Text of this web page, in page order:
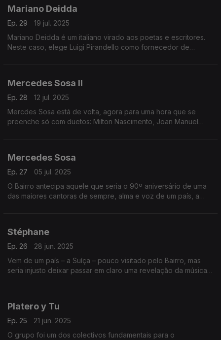
Mariano Deidda
Ep. 29
19 jul. 2025
Mariano Deidda é um italiano virado aos poetas e escritores.
Neste caso, elege Luigi Pirandello como fornecedor de
Mercedes Sosa II
Ep. 28
12 jul. 2025
Mercdes Sosa está de volta, agora para uma hora que se
preenche só com duetos: Milton Nascimento, Joan Manuel
Mercedes Sosa
Ep. 27
05 jul. 2025
O Bairro antecipa aquele que seria o 90º aniversário de uma
das maiores cantoras de sempre, alma e voz de um país, a
Stéphane
Ep. 26
28 jun. 2025
Vem de um país – a Suíça – pouco visitado pelo Bairro, mas
seria injusto deixar passar em claro uma revelação da música
Platero y Tu
Ep. 25
21 jun. 2025
O grupo foi um dos colectivos fundamentais para o